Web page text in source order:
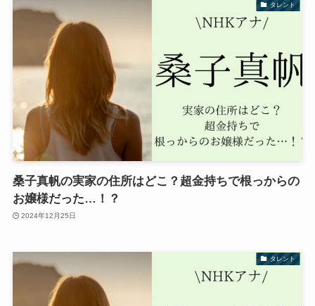
タレント
桑子真帆の実家の住所はどこ？超金持ちで根っからの
お嬢様だった…！？
2024年12月25日
タレント